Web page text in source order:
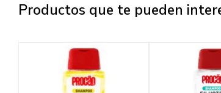
Productos que te pueden